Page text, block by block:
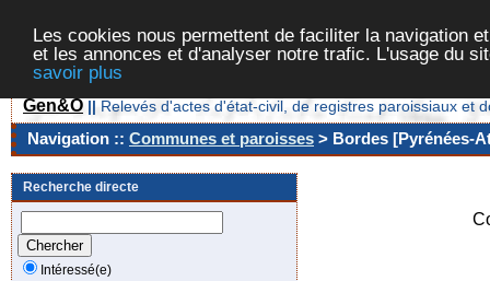
Les cookies nous permettent de faciliter la navigation
et les annonces et d'analyser notre trafic. L'usage du
savoir plus
Gen&O || Relevés d'actes d'état-civil, de registres paroissiaux et
Navigation :: Communes et paroisses > Bordes [Pyrénées-
Recherche directe
Intéressé(e)